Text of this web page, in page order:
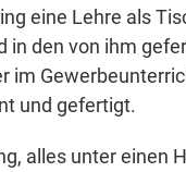
eine Lehre als
in den von ihm
im
und gefertigt.
alles unter einen